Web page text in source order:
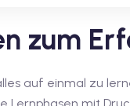
zum
auf einmal zu